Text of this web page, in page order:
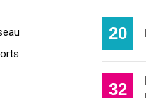
20
32